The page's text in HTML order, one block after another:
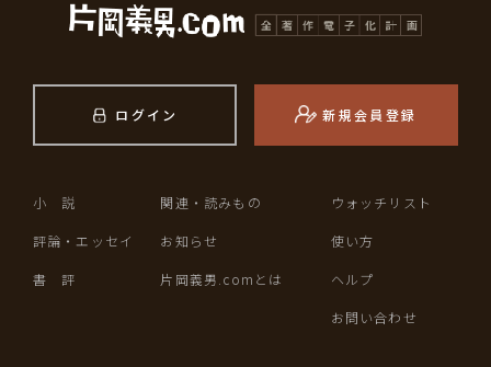
ログイン 新規会員登録
小 説
評論・エッセイ
書 評
関連・読みもの
お知らせ
片岡義男.comとは
ウォッチリスト
使い方
ヘルプ
お問い合わせ